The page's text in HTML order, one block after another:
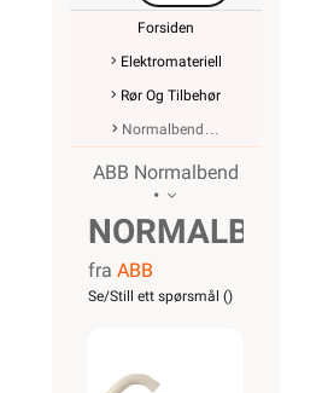
Forsiden
Elektromateriell
Rør Og Tilbehør
Normalbend
ABB Normalbend
•
NORMALBEND
VPS
fra ABB
Se/Still ett spørsmål ()